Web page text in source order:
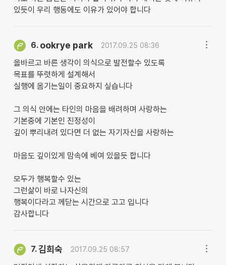
있듯이 우리 행동에도 이유가 있어야 합니다
6. ookrye park 2017.09.25 08:36
올바르고 바른 생각이 의식으로 발전할수 있도록
목표를 뚜렷하게 설계해서
실행에 옴기는일이 중요하지 싶습니다
그 의식 안에는 타인의 마음을 배려하며 사랑하는
기본중에 기본인 진정성이
깊이 뿌리내려 있다면 더 없는 자기자신을 사랑하는
마음도 깊이있게 맘속에 베여 있을듯 합니다
모두가 행복할수 있는
그런삶이 바로 나자신의
행복이다라고 께닫는 시간으로 고고 입니다
감사합니다
7.김희숙 2017.09.25 08:57